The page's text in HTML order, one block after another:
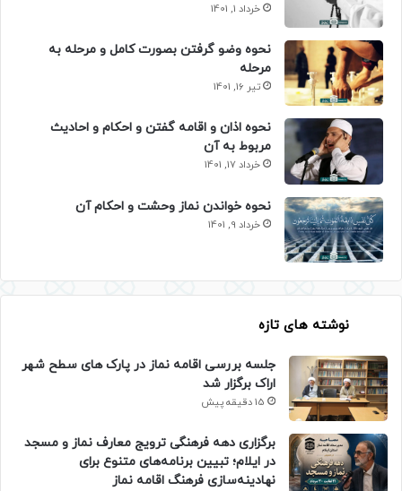
خرداد 1, 1401
نحوه وضو گرفتن بصورت کامل و مرحله به
مرحله
تیر 16, 1401
نحوه اذان و اقامه گفتن و احکام و احادیث
مربوط به آن
خرداد 17, 1401
نحوه خواندن نماز وحشت و احکام آن
خرداد 9, 1401
نوشته های تازه
جلسه بررسی اقامه نماز در پارک های سطح شهر
اراک برگزار شد
15 دقیقه پیش
برگزاری دهه فرهنگی ترویج معارف نماز و مسجد
در ایلام؛ تبیین برنامه‌های متنوع برای
نهادینه‌سازی فرهنگ اقامه نماز